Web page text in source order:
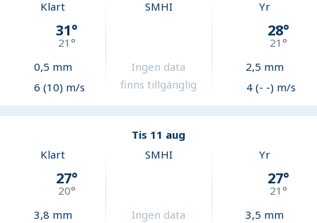
Klart
31°
21°
0,5 mm
6 (10) m/s
SMHI
Ingen data
finns tillgänglig
Yr
28°
21°
2,5 mm
4 (- -) m/s
Tis 11 aug
Klart
27°
20°
3,8 mm
SMHI
Ingen data
Yr
27°
21°
3,5 mm